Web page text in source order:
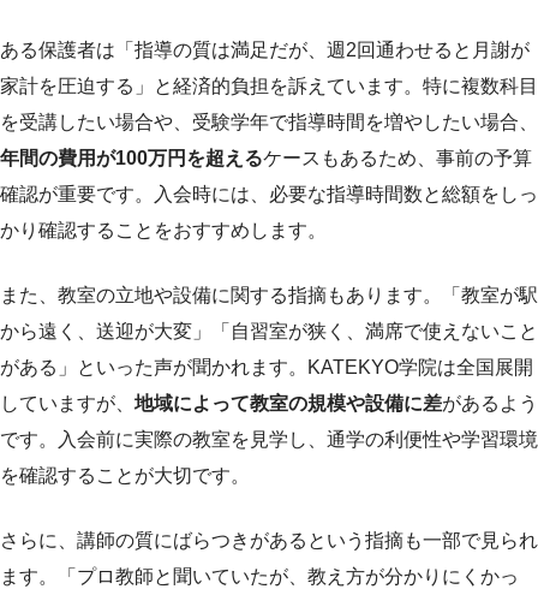
ある保護者は「指導の質は満足だが、週2回通わせると月謝が
家計を圧迫する」と経済的負担を訴えています。特に複数科目
を受講したい場合や、受験学年で指導時間を増やしたい場合、
年間の費用が100万円を超えるケースもあるため、事前の予算
確認が重要です。入会時には、必要な指導時間数と総額をしっ
かり確認することをおすすめします。
また、教室の立地や設備に関する指摘もあります。「教室が駅
から遠く、送迎が大変」「自習室が狭く、満席で使えないこと
がある」といった声が聞かれます。KATEKYO学院は全国展開
していますが、 地域によって教室の規模や設備に差があるよう
です。入会前に実際の教室を見学し、通学の利便性や学習環境
を確認することが大切です。
さらに、講師の質にばらつきがあるという指摘も一部で見られ
ます。「プロ教師と聞いていたが、教え方が分かりにくかっ